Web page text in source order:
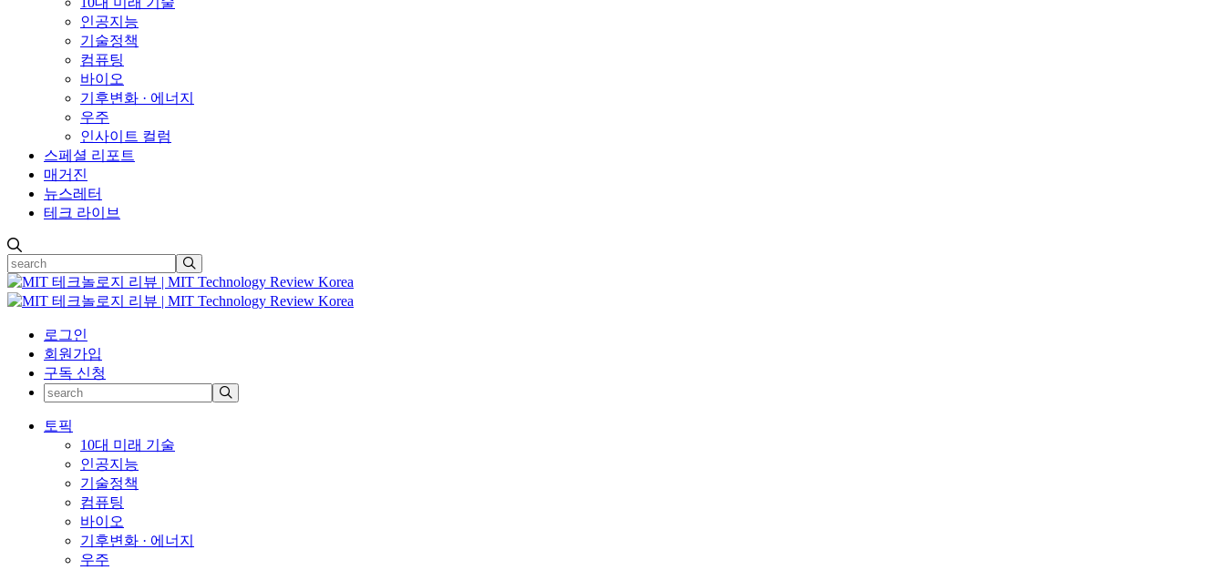
인공지능
기술정책
컴퓨팅
바이오
기후변화 · 에너지
우주
인사이트 컬럼
스페셜 리포트
매거진
뉴스레터
테크 라이브
로그인
회원가입
구독 신청
토픽
10대 미래 기술
인공지능
기술정책
컴퓨팅
바이오
기후변화 · 에너지
우주